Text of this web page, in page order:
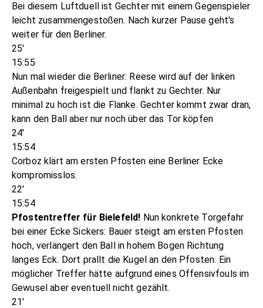
Bei diesem Luftduell ist Gechter mit einem Gegenspieler
leicht zusammengestoßen. Nach kurzer Pause geht's
weiter für den Berliner.
25'
15:55
Nun mal wieder die Berliner: Reese wird auf der linken
Außenbahn freigespielt und flankt zu Gechter. Nur
minimal zu hoch ist die Flanke. Gechter kommt zwar dran,
kann den Ball aber nur noch über das Tor köpfen
24'
15:54
Corboz klärt am ersten Pfosten eine Berliner Ecke
kompromisslos.
22'
15:54
Pfostentreffer für Bielefeld! Nun konkrete Torgefahr
bei einer Ecke Sickers: Bauer steigt am ersten Pfosten
hoch, verlängert den Ball in hohem Bogen Richtung
langes Eck. Dort prallt die Kugel an den Pfosten. Ein
möglicher Treffer hätte aufgrund eines Offensivfouls im
Gewusel aber eventuell nicht gezählt.
21'